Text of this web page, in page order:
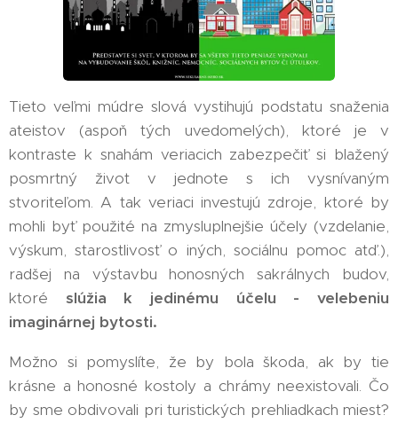
Tieto veľmi múdre slová vystihujú podstatu snaženia
ateistov (aspoň tých uvedomelých), ktoré je v
kontraste k snahám veriacich zabezpečiť si blažený
posmrtný život v jednote s ich vysnívaným
stvoriteľom. A tak veriaci investujú zdroje, ktoré by
mohli byť použité na zmysluplnejšie účely (vzdelanie,
výskum, starostlivosť o iných, sociálnu pomoc atď.),
radšej na výstavbu honosných sakrálnych budov,
ktoré slúžia k jedinému účelu - velebeniu
imaginárnej bytosti.
Možno si pomyslíte, že by bola škoda, ak by tie
krásne a honosné kostoly a chrámy neexistovali. Čo
by sme obdivovali pri turistických prehliadkach miest?